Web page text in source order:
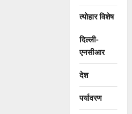
त्योहार विशेष
दिल्ली-
एनसीआर
देश
पर्यावरण